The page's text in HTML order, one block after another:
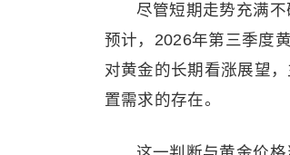
尽管短期走势充满
预计，2026年第三季度
对黄金的长期看涨展望
置需求的存在。